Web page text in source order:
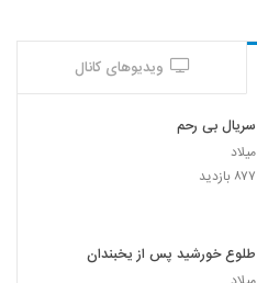
ویدیوهای کانال
سریال بی رحم
میلاد
۸۷۷ بازدید
طلوع خورشید پس از یخبندان